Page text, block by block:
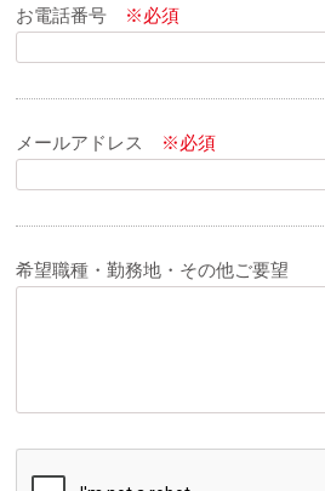
お電話番号 ※必須
メールアドレス ※必須
希望職種・勤務地・その他ご要望